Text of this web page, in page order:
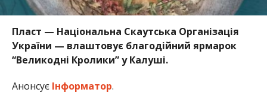
Пласт — Національна Скаутська Організація
України — влаштовує благодійний ярмарок
“Великодні Кролики” у Калуші.
Анонсує Інформатор.